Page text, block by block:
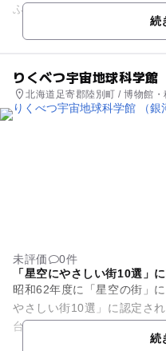
ふしぎらんどでは宇宙や生
示も公開しています。 この...
続
りくべつ宇宙地球科学館
北海道足寄郡陸別町 / 博物館
未評価
0件
「星空にやさしい街10選」
昭和62年度に「星空の街」
やさしい街10選」に認定さ
台では115cm大型望遠鏡「
続